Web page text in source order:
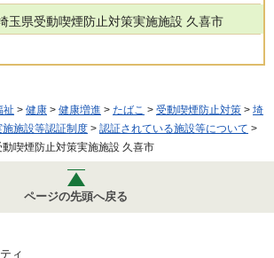
玉県受動喫煙防止対策実施施設 久喜市
祉 > 健康 > 健康増進 > たばこ > 受動喫煙防止対策 > 埼
施設等認証制度 > 認証されている施設等について >
喫煙防止対策実施施設 久喜市
ページの先頭へ戻る
ィ